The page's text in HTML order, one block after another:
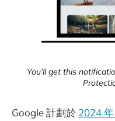
You’ll get this
Google 計劃於 2024